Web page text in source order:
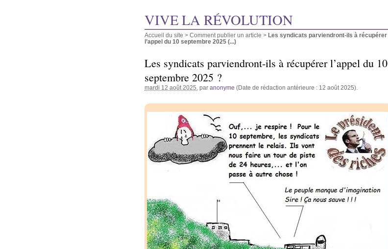
VIVE LA RÉVOLUTION
Accueil du site > Comment publier un article > Les syndicats parviendront-ils à récupérer
l’appel du 10 septembre 2025 (...)
Les syndicats parviendront-ils à récupérer l’appel du 10
septembre 2025 ?
mardi 12 août 2025 , par anonyme (Date de rédaction antérieure : 12 août 2025).